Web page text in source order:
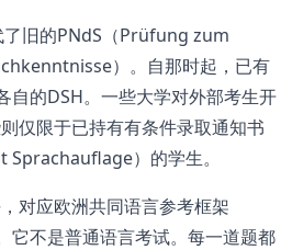
旧的PNdS（Prüfung zum
）。自那时起，已有
自的DSH。一些大学对外部考生开
仅限于已持有有条件录取通知书
Sprachauflage）的学生。
对应欧洲共同语言参考框架
它不是普通语言考试。每一道题都